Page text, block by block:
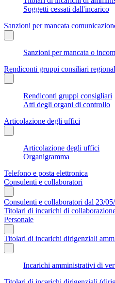
Soggetti cessati dall'incarico
Sanzioni per mancata
Sanzioni per mancata o
Rendiconti gruppi consiliari
Rendiconti gruppi consigliari
Atti degli organi di controllo
Articolazione degli uffici
Articolazione degli uffici
Organigramma
Telefono e posta elettronica
Consulenti e collaboratori
Consulenti e collaboratori dal 23/
Titolari di incarichi di
Personale
Titolari di incarichi dirigenziali
Incarichi amministrativi di